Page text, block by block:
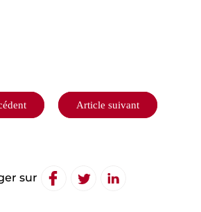
Article suivant
sur